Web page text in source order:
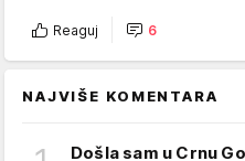
Reaguj 6
NAJVIŠE KOMENTARA
Došla sam u Crnu